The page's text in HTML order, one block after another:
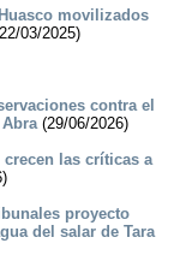
movilizados
03/2025)
contra el
(29/06/2026)
las críticas a
proyecto
del salar de Tara